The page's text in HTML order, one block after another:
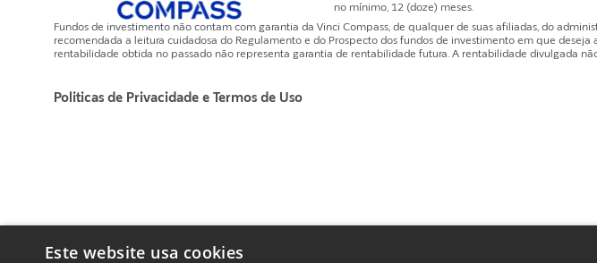
no mínimo, 12 (doze) meses.
Fundos de investimento não contam com garantia da Vinci Compass, de qualquer de suas afiliadas, do
recomendada a leitura cuidadosa do Regulamento e do Prospecto dos fundos de investimento em que
rentabilidade obtida no passado não representa garantia de rentabilidade futura. A rentabilidade divulgada
Politicas de Privacidade e Termos de Uso
Este website usa cookies